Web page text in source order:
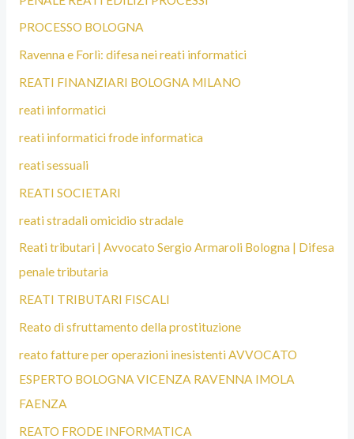
PROCESSO BOLOGNA
Ravenna e Forlì: difesa nei reati informatici
REATI FINANZIARI BOLOGNA MILANO
reati informatici
reati informatici frode informatica
reati sessuali
REATI SOCIETARI
reati stradali omicidio stradale
Reati tributari | Avvocato Sergio Armaroli Bologna | Difesa
penale tributaria
REATI TRIBUTARI FISCALI
Reato di sfruttamento della prostituzione
reato fatture per operazioni inesistenti AVVOCATO
ESPERTO BOLOGNA VICENZA RAVENNA IMOLA
FAENZA
REATO FRODE INFORMATICA